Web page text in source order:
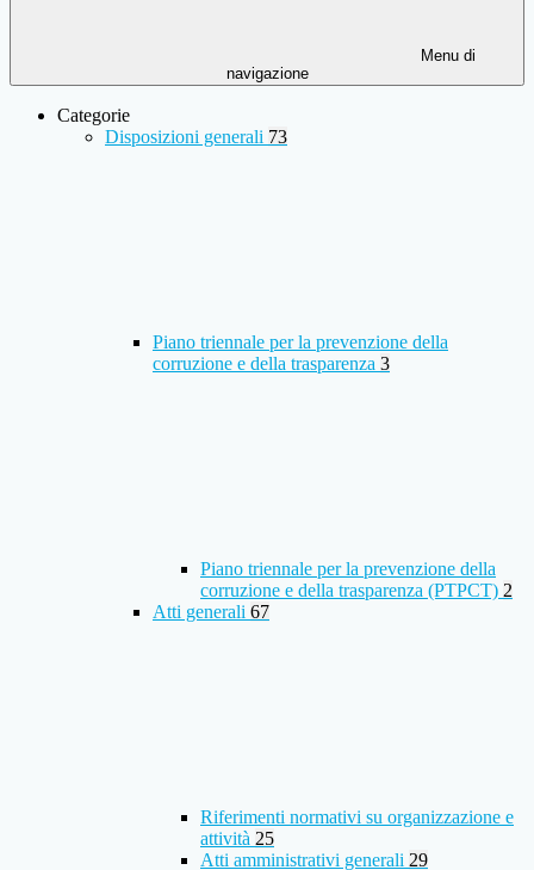
Menu di
navigazione
Categorie
Disposizioni generali 73
Piano triennale per la prevenzione della
corruzione e della trasparenza 3
Piano triennale per la prevenzione della
corruzione e della trasparenza (PTPCT) 2
Atti generali 67
Riferimenti normativi su organizzazione e
attività 25
Atti amministrativi generali 29